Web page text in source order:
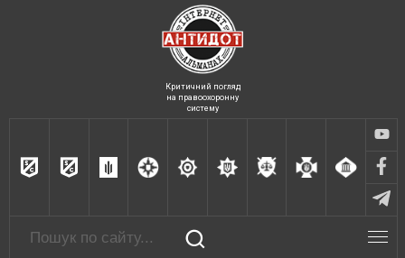
Критичний погляд
на правоохоронну
систему